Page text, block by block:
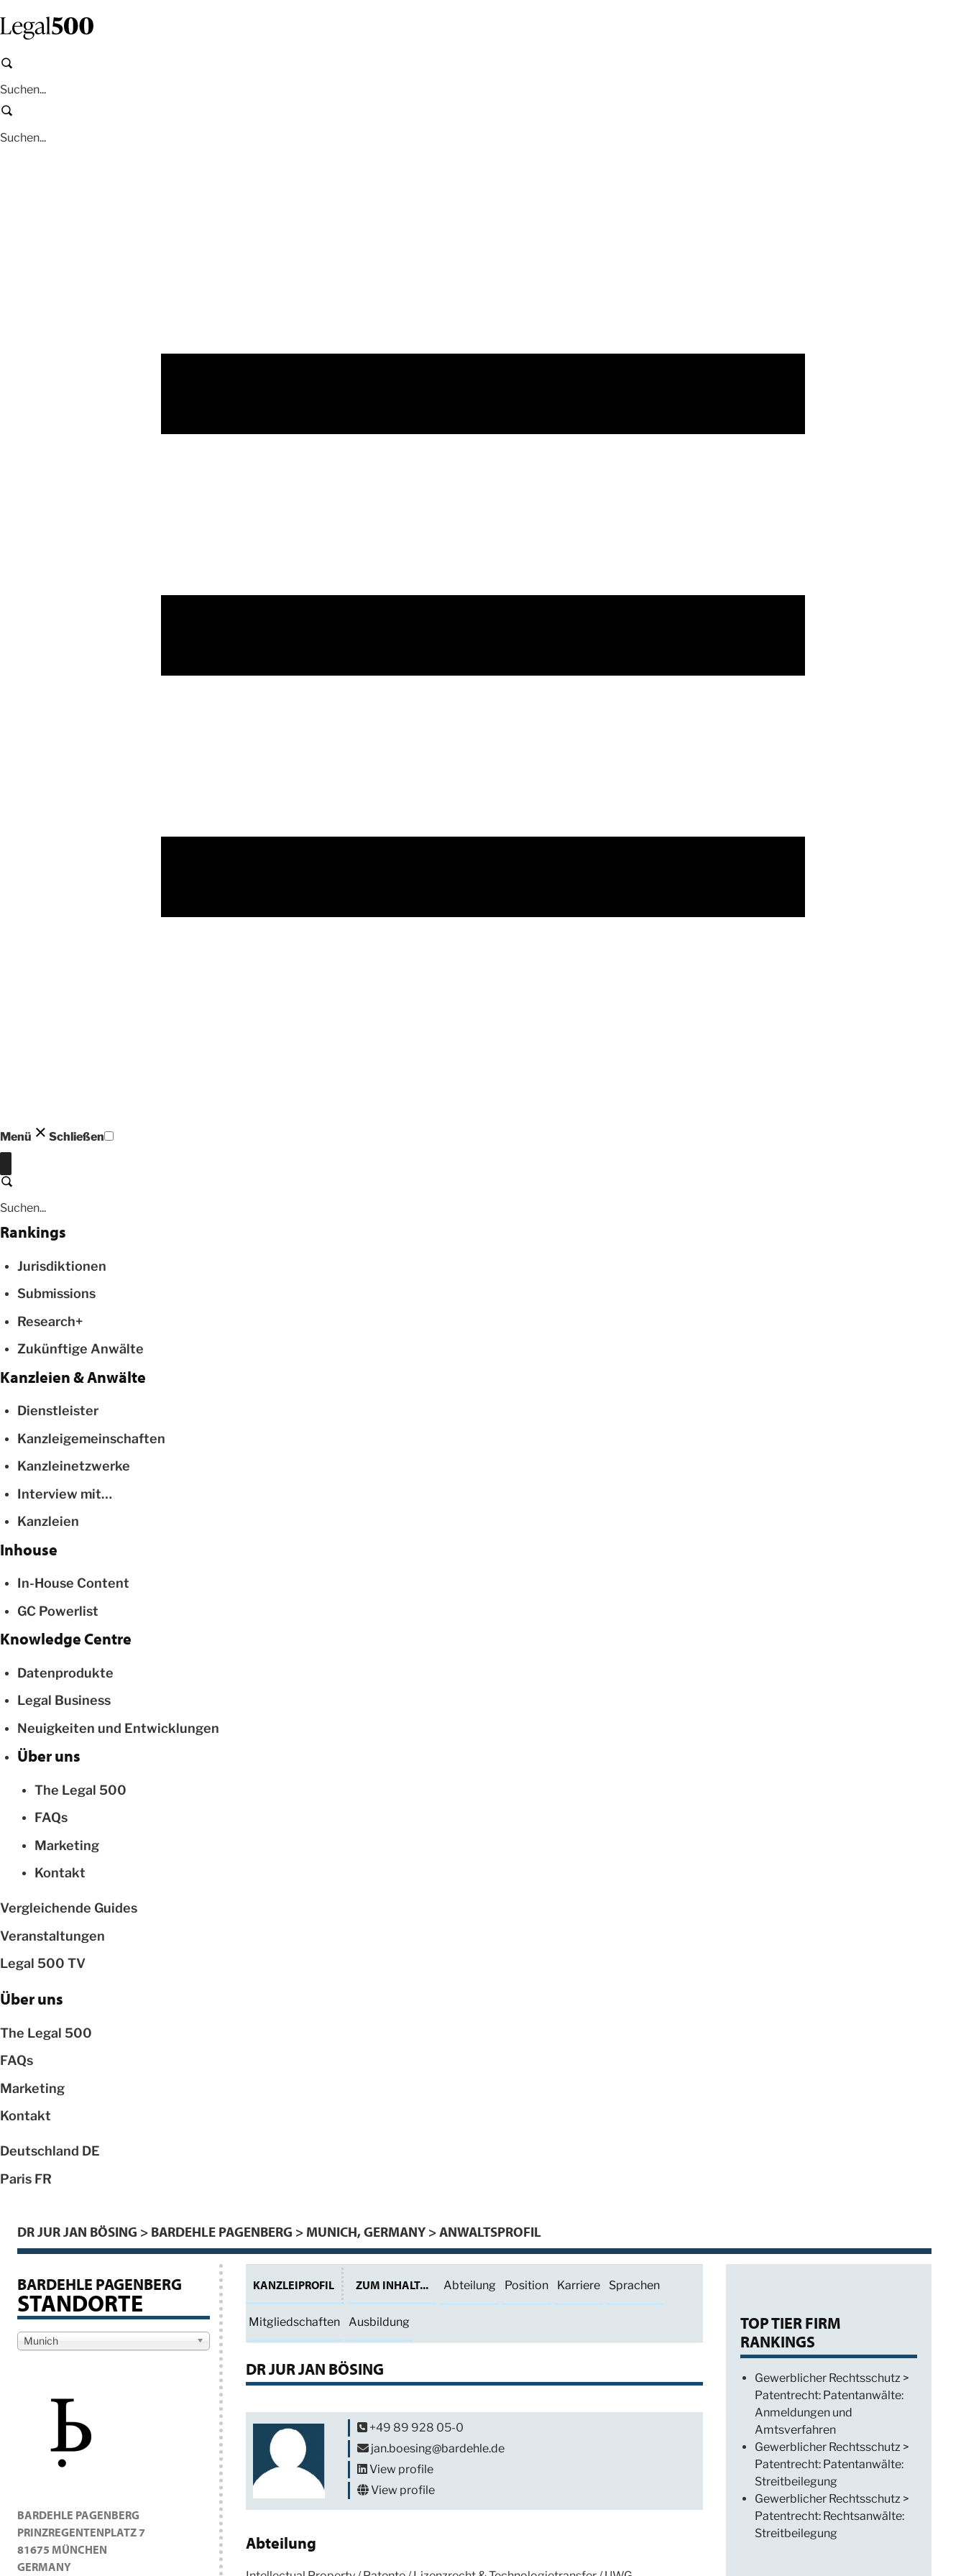
Inhalt
springen
Suchen
Suchen
Menü Schließen
Schließen
Suchen
Rankings
Jurisdiktionen
Submissions
Research+
Zukünftige Anwälte
Kanzleien & Anwälte
Dienstleister
Kanzleigemeinschaften
Kanzleinetzwerke
Interview mit…
Kanzleien
Inhouse
In-House Content
GC Powerlist
Knowledge Centre
Datenprodukte
Legal Business
Neuigkeiten und Entwicklungen
Über uns
The Legal 500
FAQs
Marketing
Kontakt
Vergleichende Guides
Veranstaltungen
Legal 500 TV
Über uns
The Legal 500
FAQs
Marketing
Kontakt
Deutschland DE
Paris FR
DR JUR JAN BÖSING > BARDEHLE PAGENBERG > MUNICH, GERMANY > ANWALTSPROFIL
BARDEHLE PAGENBERG
STANDORTE
Munich
BARDEHLE PAGENBERG
PRINZREGENTENPLATZ 7
81675 MÜNCHEN
GERMANY
KANZLEIPROFIL ZUM INHALT... Abteilung Position Karriere Sprachen
Mitgliedschaften Ausbildung
DR JUR JAN BÖSING
+49 89 928 05-0
jan.boesing@bardehle.de
View profile
View profile
Abteilung
TOP TIER FIRM
RANKINGS
Gewerblicher Rechtsschutz >
Patentrecht: Patentanwälte:
Anmeldungen und
Amtsverfahren
Gewerblicher Rechtsschutz >
Patentrecht: Patentanwälte:
Streitbeilegung
Gewerblicher Rechtsschutz >
Patentrecht: Rechtsanwälte:
Streitbeilegung